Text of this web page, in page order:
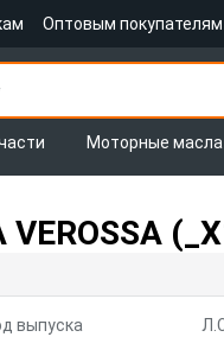
Оптовым покупателям
Моторные масла
выпуска